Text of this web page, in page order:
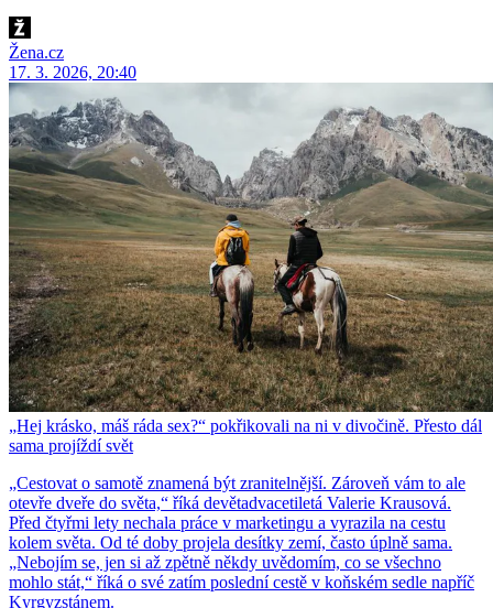
Žena.cz
17. 3. 2026, 20:40
„Hej krásko, máš ráda sex?“ pokřikovali na ni v divočině. Přesto dál
sama projíždí svět
„Cestovat o samotě znamená být zranitelnější. Zároveň vám to ale
otevře dveře do světa,“ říká devětadvacetiletá Valerie Krausová.
Před čtyřmi lety nechala práce v marketingu a vyrazila na cestu
kolem světa. Od té doby projela desítky zemí, často úplně sama.
„Nebojím se, jen si až zpětně někdy uvědomím, co se všechno
mohlo stát,“ říká o své zatím poslední cestě v koňském sedle napříč
Kyrgyzstánem.